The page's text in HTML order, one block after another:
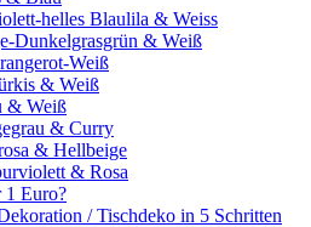
helles Blaulila & Weiss
Dunkelgrasgrün & Weiß
Weiß
& Weiß
& Weiß
& Curry
& Hellbeige
& Rosa
1 Euro?
/ Tischdeko in 5 Schritten